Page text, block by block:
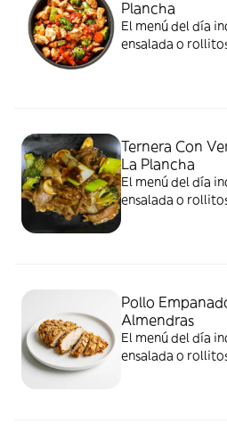
Plancha
El menú del día
ensalada o
Ternera Con
La Plancha
El menú del día
ensalada o
Pollo
Almendras
El menú del día
ensalada o